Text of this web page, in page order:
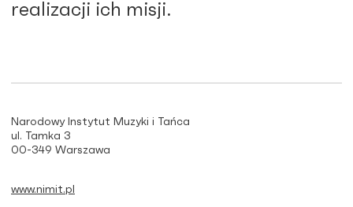
realizacji ich misji.
Narodowy Instytut Muzyki i Tańca
ul. Tamka 3
00-349 Warszawa
www.nimit.pl